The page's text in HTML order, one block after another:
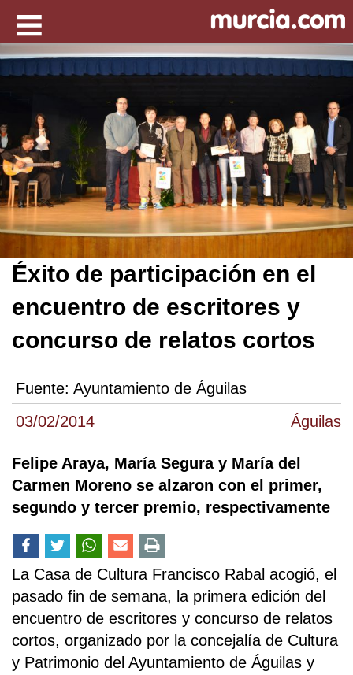
03/02/2014 Águilas
Éxito de participación en el
encuentro de escritores y
concurso de relatos cortos
Fuente: Ayuntamiento de Águilas
Felipe Araya, María Segura y María del
Carmen Moreno se alzaron con el primer,
segundo y tercer premio, respectivamente
La Casa de Cultura Francisco Rabal acogió, el
pasado fin de semana, la primera edición del
encuentro de escritores y concurso de relatos
cortos, organizado por la concejalía de Cultura
y Patrimonio del Ayuntamiento de Águilas y